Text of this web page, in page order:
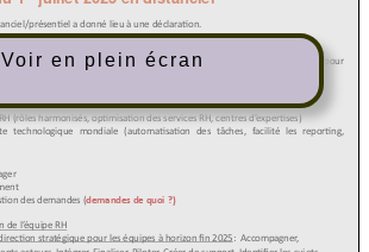
Voir en plein écran